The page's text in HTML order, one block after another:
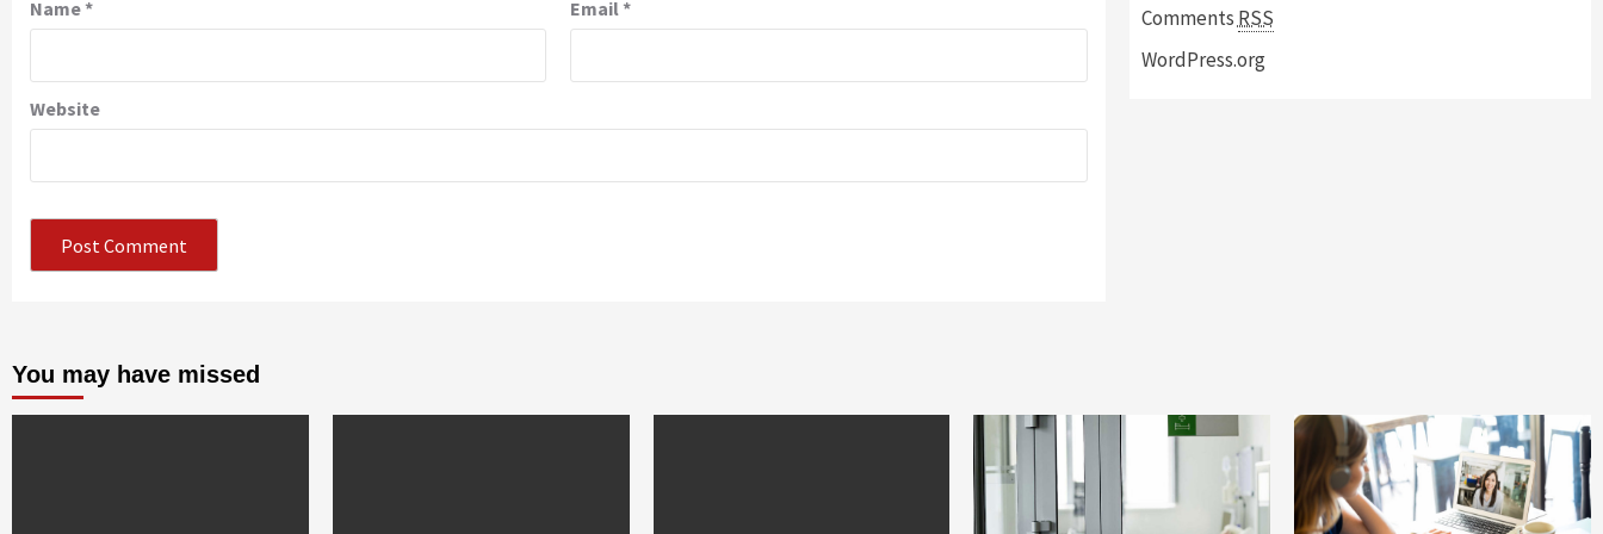
Name* Email*
Website
Comments RSS
WordPress.org
You may have missed